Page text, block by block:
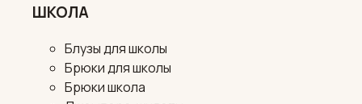
ШКОЛА
Блузы для школы
Брюки для школы
Брюки школа